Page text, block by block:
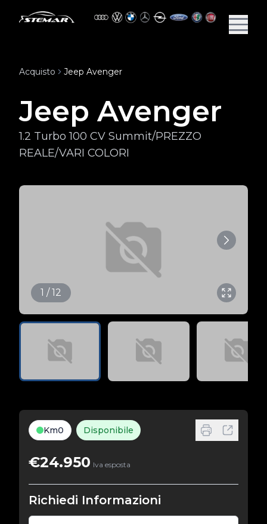
Acquisto Jeep Avenger
Jeep Avenger
1.2 Turbo 100 CV Summit/PREZZO
REALE/VARI COLORI
1 / 12
Km0 Disponibile
€24.950 Iva esposta
Richiedi Informazioni